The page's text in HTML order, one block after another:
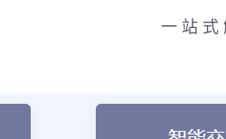
一站